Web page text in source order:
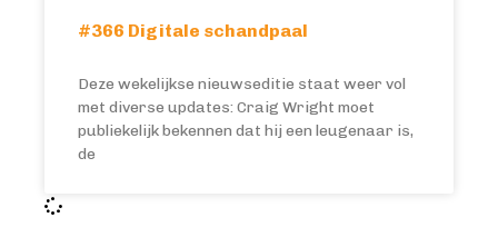
#366 Digitale schandpaal
Deze wekelijkse nieuwseditie staat weer vol
met diverse updates: Craig Wright moet
publiekelijk bekennen dat hij een leugenaar is,
de